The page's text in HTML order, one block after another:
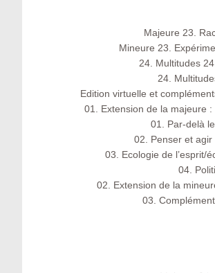
Majeure 23.
Mineure 23.
24. Multitudes
24.
Edition virtuelle et
01. Extension de la majeure
01. Par-delà
02. Penser et
03. Ecologie de l’esprit/
04.
02. Extension de la
03.